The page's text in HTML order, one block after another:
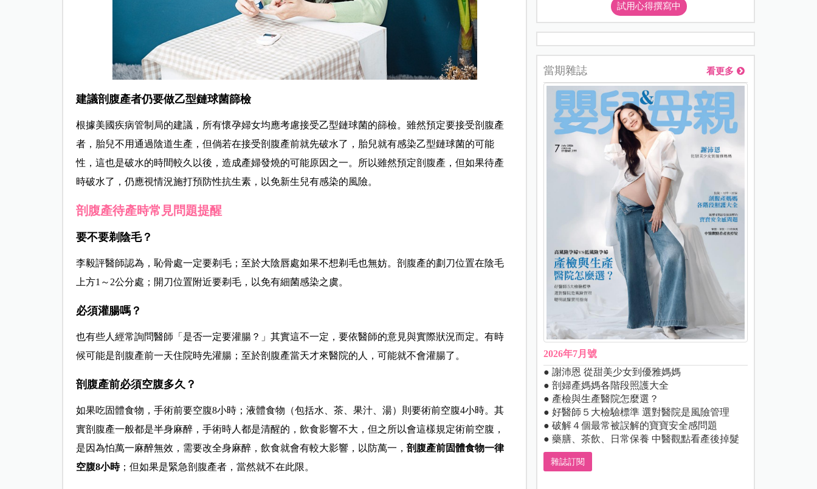
建議剖腹產者仍要做乙型鏈球菌篩檢
根據美國疾病管制局的建議，所有懷孕婦女均應考慮接受乙型鏈球菌的篩檢。雖然預定要接受剖腹產
者，胎兒不用通過陰道生產，但倘若在接受剖腹產前就先破水了，胎兒就有感染乙型鏈球菌的可能
性，這也是破水的時間較久以後，造成產婦發燒的可能原因之一。所以雖然預定剖腹產，但如果待產
時破水了，仍應視情況施打預防性抗生素，以免新生兒有感染的風險。
剖腹產待產時常見問題提醒
要不要剃陰毛？
李毅評醫師認為，恥骨處一定要剃毛；至於大陰唇處如果不想剃毛也無妨。剖腹產的劃刀位置在陰毛
上方1～ 2公分處；開刀位置附近要剃毛，以免有細菌感染之虞。
必須灌腸嗎？
也有些人經常詢問醫師「是否一定要灌腸？」其實這不一定，要依醫師的意見與實際狀況而定。有時
候可能是剖腹產前一天住院時先灌腸；至於剖腹產當天才來醫院的人，可能就不會灌腸了。
剖腹產前必須空腹多久？
如果吃固體食物，手術前要空腹8小時；液體食物（包括水、茶、果汁、湯）則要術前空腹4小時。其
實剖腹產一般都是半身麻醉，手術時人都是清醒的，飲食影響不大，但之所以會這樣規定術前空腹，
是因為怕萬一麻醉無效，需要改全身麻醉，飲食就會有較大影響，以防萬一， 剖腹產前固體食物一律
空腹8小時；但如果是緊急剖腹產者，當然就不在此限。
試用心得撰寫中
當期雜誌 看更多
2026年7月號
● 謝沛恩 從甜美少女到優雅媽媽
● 剖婦產媽媽各階段照護大全
● 產檢與生產醫院怎麼選？
● 好醫師５大檢驗標準 選對醫院是風險管理
● 破解４個最常被誤解的寶寶安全感問題
● 藥膳、茶飲、日常保養 中醫觀點看產後掉髮
雜誌訂閱